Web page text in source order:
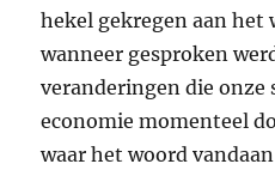
hekel gekregen aan
wanneer gesproken
veranderingen die onze
economie momenteel
waar het woord